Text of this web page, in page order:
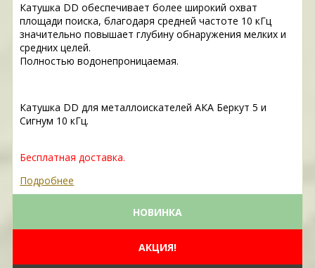
Катушка DD обеспечивает более широкий охват
площади поиска, благодаря средней частоте 10 кГц
значительно повышает глубину обнаружения мелких и
средних целей.
Полностью водонепроницаемая.
Катушка DD для металлоискателей АКА Беркут 5 и
Сигнум 10 кГц.
Бесплатная доставка.
Подробнее
НОВИНКА
АКЦИЯ!